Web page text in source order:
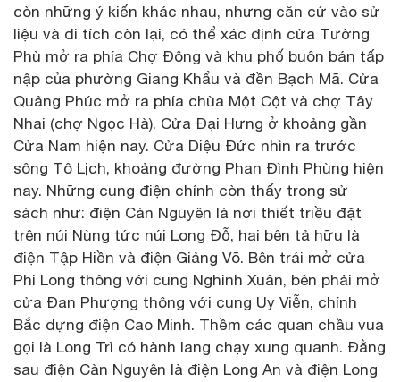
còn những ý kiến khác nhau, nhưng căn cứ vào sử
liệu và di tích còn lại, có thể xác định cửa Tường
Phù mở ra phía Chợ Đông và khu phố buôn bán tấp
nập của phường Giang Khẩu và đền Bạch Mã. Cửa
Quảng Phúc mở ra phía chùa Một Cột và chợ Tây
Nhai (chợ Ngọc Hà). Cửa Đại Hưng ở khoảng gần
Cửa Nam hiện nay. Cửa Diệu Đức nhìn ra trước
sông Tô Lịch, khoảng đường Phan Đình Phùng hiện
nay. Những cung điện chính còn thấy trong sử
sách như: điện Càn Nguyên là nơi thiết triều đặt
trên núi Nùng tức núi Long Đỗ, hai bên tả hữu là
điện Tập Hiền và điện Giảng Võ. Bên trái mở cửa
Phi Long thông với cung Nghinh Xuân, bên phải mở
cửa Đan Phượng thông với cung Uy Viễn, chính
Bắc dựng điện Cao Minh. Thềm các quan chầu vua
gọi là Long Trì có hành lang chạy xung quanh. Đằng
sau điện Càn Nguyên là điện Long An và điện Long